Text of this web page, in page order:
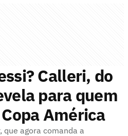
Calleri, do
para quem
América
que agora comanda a